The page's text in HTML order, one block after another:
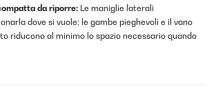
da riporre: Le maniglie laterali
dove si vuole; le gambe pieghevoli e il vano
riducono al minimo lo spazio necessario quando